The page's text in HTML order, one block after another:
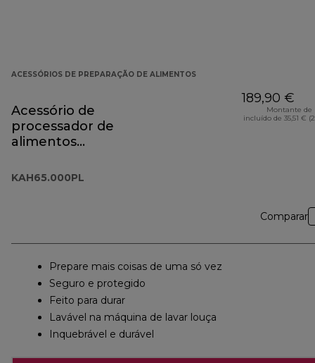
ACESSÓRIOS DE PREPARAÇÃO DE ALIMENTOS
Acessório de
processador de
alimentos
KAH65.000PL
189,90 €
Montante de
incluído de 35,51 €
Comparar
Prepare mais coisas de uma só vez
Seguro e protegido
Feito para durar
Lavável na máquina de lavar louça
Inquebrável e durável